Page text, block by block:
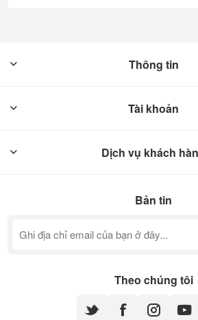
Thông tin
Tài khoản
Dịch vụ khách
Bản tin
Theo chúng tôi